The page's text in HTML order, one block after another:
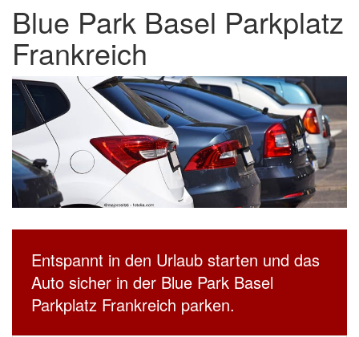
Blue Park Basel Parkplatz
Frankreich
Entspannt in den Urlaub starten und das
Auto sicher in der Blue Park Basel
Parkplatz Frankreich parken.